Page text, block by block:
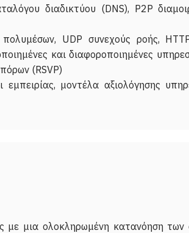
διαδικτύου (DNS), P2P
UDP συνεχούς ροής,
και διαφοροποιημένες
(RSVP)
μοντέλα αξιολόγησης
με μια ολοκληρωμένη κατανόηση των